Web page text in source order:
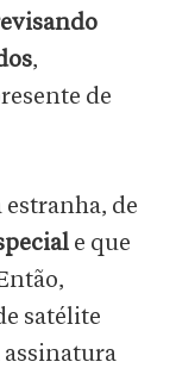
,
de
estranha, de
e que
satélite
assinatura